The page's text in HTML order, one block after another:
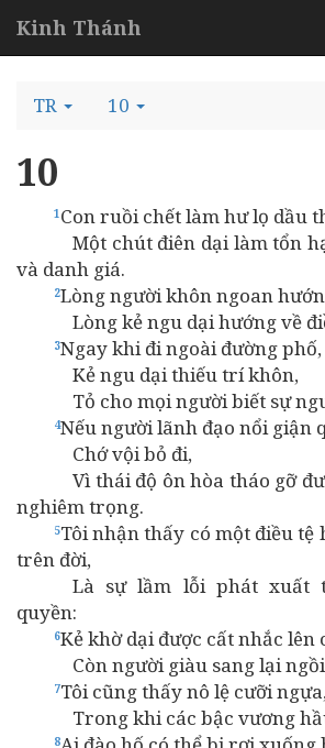
Kinh Thánh
TR 10
10
1Con ruồi chết làm hư lọ dầu
Một chút điên dại làm tổn
và danh giá.
2Lòng người khôn ngoan
Lòng kẻ ngu dại hướng về
3Ngay khi đi ngoài đường phố,
Kẻ ngu dại thiếu trí khôn,
Tỏ cho mọi người biết sự ngu
4Nếu người lãnh đạo nổi giận
Chớ vội bỏ đi,
Vì thái độ ôn hòa tháo gỡ
nghiêm trọng.
5Tôi nhận thấy có một điều
trên đời,
Là sự lầm lỗi phát xuất
quyền:
6Kẻ khờ dại được cất nhắc lên
Còn người giàu sang lại ngồi
7Tôi cũng thấy nô lệ cưỡi
Trong khi các bậc vương hầu
8